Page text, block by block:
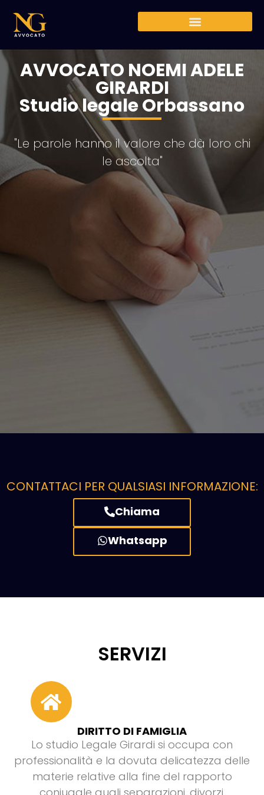
AVVOCATO NOEMI ADELE
GIRARDI
Studio legale Orbassano
"Le parole hanno il valore che dà loro chi
le ascolta"
CONTATTACI PER QUALSIASI INFORMAZIONE:
Chiama
Whatsapp
SERVIZI
DIRITTO DI FAMIGLIA
Lo studio Legale Girardi si occupa con
professionalità e la dovuta delicatezza delle
materie relative alla fine del rapporto